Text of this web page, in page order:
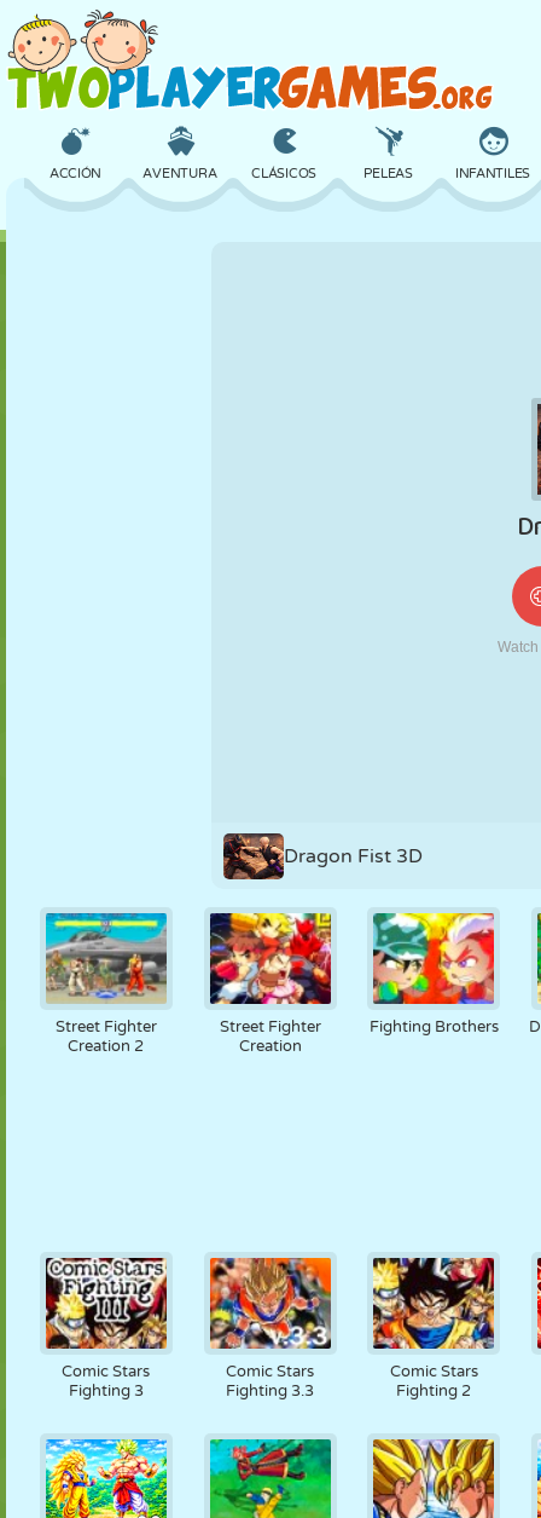
ACCIÓN AVENTURA CLÁSICOS PELEAS INFANTILES
ROBOTS
Dragon Fist 3D
Street Fighter
Creation 2
Street Fighter
Creation
Fighting Brothers
Comic Stars
Fighting 3
Comic Stars
Fighting 3.3
Comic Stars
Fighting 2